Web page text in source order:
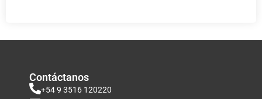
Contáctanos
+54 9 3516 120220